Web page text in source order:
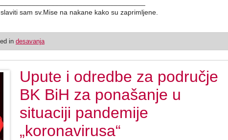
sam sv.Mise na nakane kako su zaprimljene.
in desavanja
Upute i odredbe za područje
BK BiH za ponašanje u
situaciji pandemije
„koronavirusa“